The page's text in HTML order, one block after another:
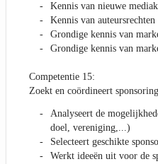
Kennis van nieuwe
Kennis van auteursrechten
Grondige kennis van
Grondige kennis van
Competentie 15:
Zoekt en coördineert
Analyseert de
doel, vereniging,...)
Selecteert geschikte
Werkt ideeën uit voor de